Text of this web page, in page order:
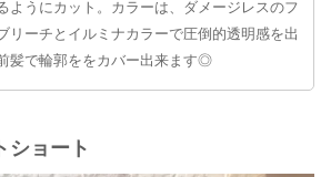
ようにカット。カラーは、ダメージレスのフ
リーチとイルミナカラーで圧倒的透明感を出
髪で輪郭ををカバー出来ます◎
ショート